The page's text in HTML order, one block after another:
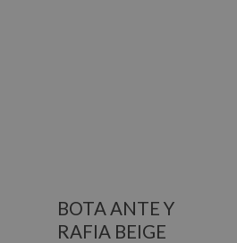
BOTA ANTE Y
RAFIA BEIGE